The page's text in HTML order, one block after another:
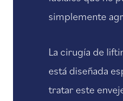
simplemente
La cirugía de
está diseñada
tratar este